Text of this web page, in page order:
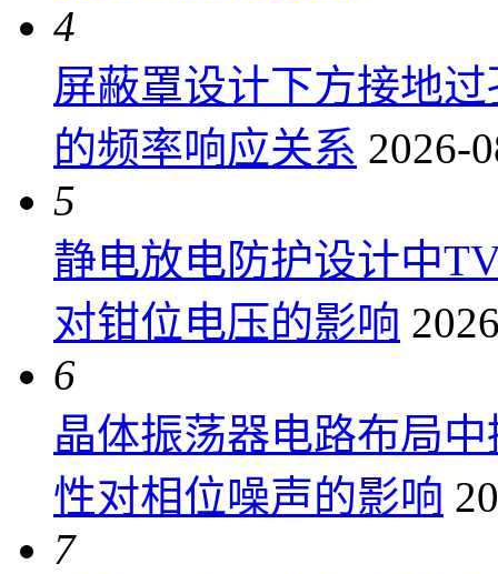
4
屏蔽罩设计下方接地
的频率响应关系 2026-
5
静电放电防护设计中
对钳位电压的影响
6
晶体振荡器电路布局
性对相位噪声的影响
7